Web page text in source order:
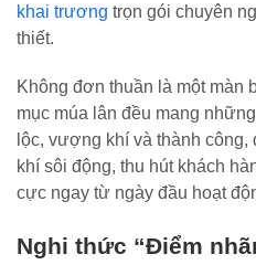
khai trương trọn gói chuyên
thiết.
Không đơn thuần là một màn
mục múa lân đều mang
lộc, vượng khí và thành
khí sôi động, thu hút khách
cực ngay từ ngày đầu hoạt
Nghi thức “Điểm